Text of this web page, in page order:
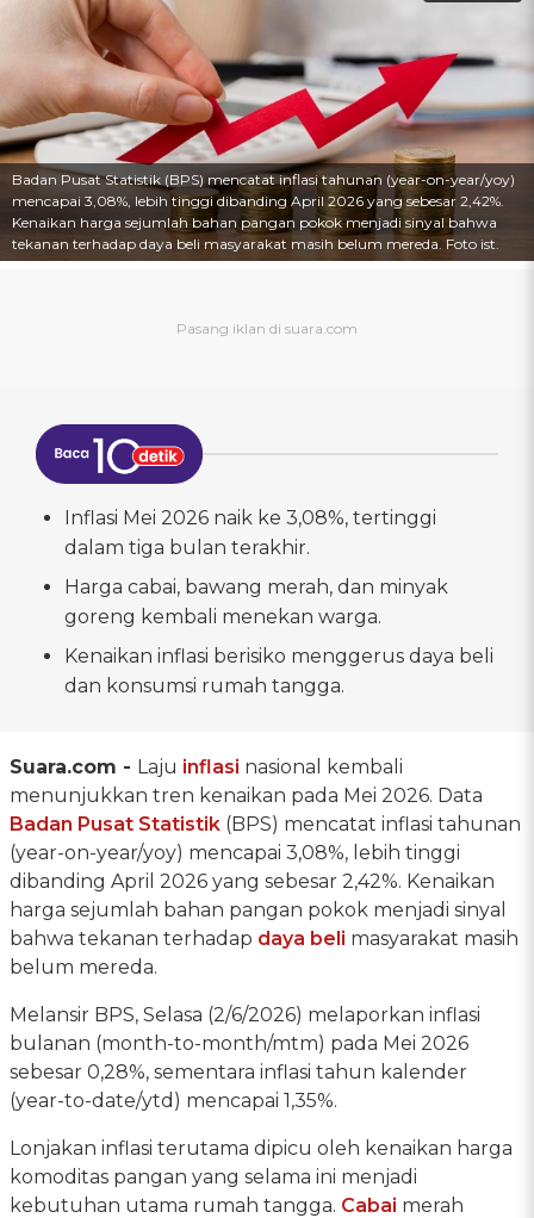
Badan Pusat Statistik (BPS) mencatat inflasi tahunan (year-on-year/yoy)
mencapai 3,08%, lebih tinggi dibanding April 2026 yang sebesar 2,42%.
Kenaikan harga sejumlah bahan pangan pokok menjadi sinyal bahwa
tekanan terhadap daya beli masyarakat masih belum mereda. Foto ist.
Inflasi Mei 2026 naik ke 3,08%, tertinggi
dalam tiga bulan terakhir.
Harga cabai, bawang merah, dan minyak
goreng kembali menekan warga.
Kenaikan inflasi berisiko menggerus daya beli
dan konsumsi rumah tangga.
Suara.com - Laju inflasi nasional kembali
menunjukkan tren kenaikan pada Mei 2026. Data
Badan Pusat Statistik (BPS) mencatat inflasi tahunan
(year-on-year/yoy) mencapai 3,08%, lebih tinggi
dibanding April 2026 yang sebesar 2,42%. Kenaikan
harga sejumlah bahan pangan pokok menjadi sinyal
bahwa tekanan terhadap daya beli masyarakat masih
belum mereda.
Melansir BPS, Selasa (2/6/2026) melaporkan inflasi
bulanan (month-to-month/mtm) pada Mei 2026
sebesar 0,28%, sementara inflasi tahun kalender
(year-to-date/ytd) mencapai 1,35%.
Lonjakan inflasi terutama dipicu oleh kenaikan harga
komoditas pangan yang selama ini menjadi
kebutuhan utama rumah tangga. Cabai merah